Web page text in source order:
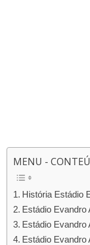
MENU -
História Estádio
Estádio Evandro
Estádio Evandro
Estádio Evandro